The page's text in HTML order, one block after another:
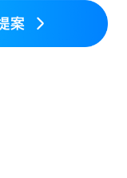
予防
貧血対策